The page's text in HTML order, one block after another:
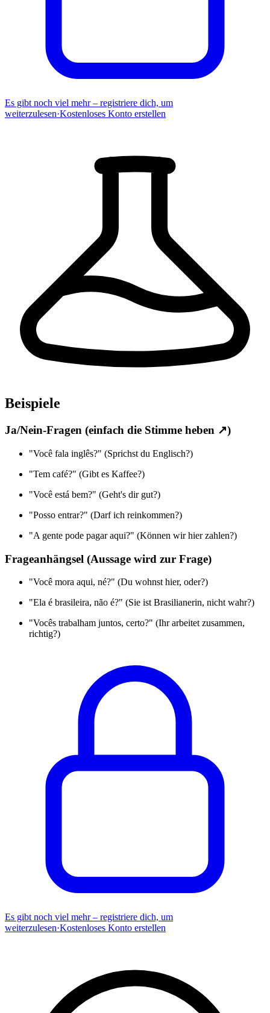
Es gibt noch viel mehr – registriere dich, um
weiterzulesen·Kostenloses Konto erstellen
Beispiele
Ja/Nein-Fragen (einfach die Stimme heben ↗)
"Você fala inglês?" (Sprichst du Englisch?)
"Tem café?" (Gibt es Kaffee?)
"Você está bem?" (Geht's dir gut?)
"Posso entrar?" (Darf ich reinkommen?)
"A gente pode pagar aqui?" (Können wir hier zahlen?)
Frageanhängsel (Aussage wird zur Frage)
"Você mora aqui, né?" (Du wohnst hier, oder?)
"Ela é brasileira, não é?" (Sie ist Brasilianerin, nicht wahr?)
"Vocês trabalham juntos, certo?" (Ihr arbeitet zusammen,
richtig?)
Es gibt noch viel mehr – registriere dich, um
weiterzulesen·Kostenloses Konto erstellen